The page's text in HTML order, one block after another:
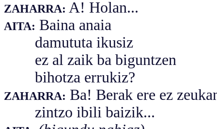
ZAHARRA: A! Holan...
AITA: Baina anaia
damututa ikusiz
ez al zaik ba biguntzen
bihotza errukiz?
ZAHARRA: Ba! Berak ere ez
zintzo ibili baizik...